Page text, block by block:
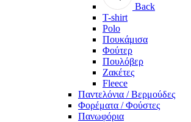
Back
T-shirt
Polo
Πουκάμισα
Φούτερ
Πουλόβερ
Ζακέτες
Fleece
Παντελόνια / Βερμούδες
Φορέματα / Φούστες
Πανωφόρια